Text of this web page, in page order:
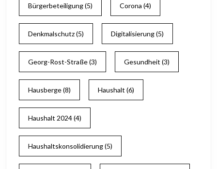
Bürgerbeteiligung(5) Corona (4)
Denkmalschutz(5) Digitalisierung(5)
Georg-Rost-Straße(3) Gesundheit (3)
Hausberge(8) Haushalt (6)
Haushalt 2024(4)
Haushaltskonsolidierung(5)